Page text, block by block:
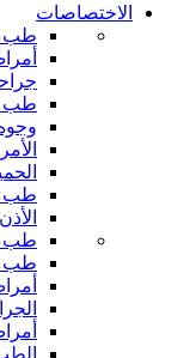
الاختصاصات
طب
طب
طب
طب
طب